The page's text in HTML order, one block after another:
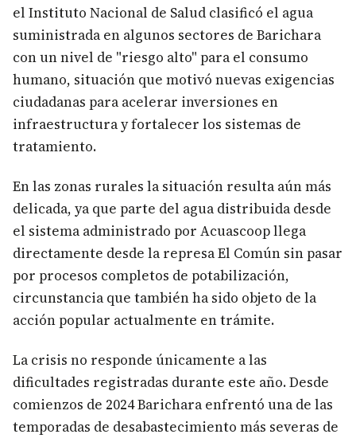
el Instituto Nacional de Salud clasificó el agua
suministrada en algunos sectores de Barichara
con un nivel de "riesgo alto" para el consumo
humano, situación que motivó nuevas exigencias
ciudadanas para acelerar inversiones en
infraestructura y fortalecer los sistemas de
tratamiento.
En las zonas rurales la situación resulta aún más
delicada, ya que parte del agua distribuida desde
el sistema administrado por Acuascoop llega
directamente desde la represa El Común sin pasar
por procesos completos de potabilización,
circunstancia que también ha sido objeto de la
acción popular actualmente en trámite.
La crisis no responde únicamente a las
dificultades registradas durante este año. Desde
comienzos de 2024 Barichara enfrentó una de las
temporadas de desabastecimiento más severas de